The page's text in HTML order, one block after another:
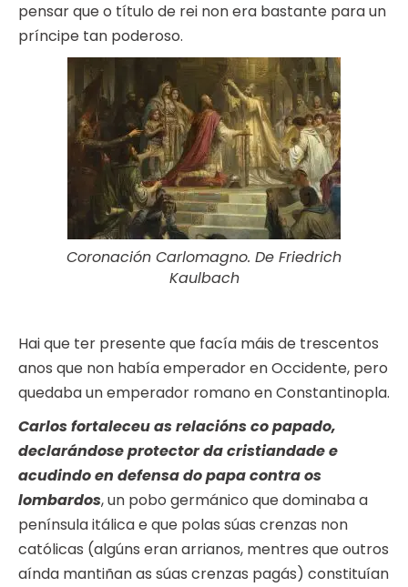
pensar que o título de rei non era bastante para un
príncipe tan poderoso.
Coronación Carlomagno. De Friedrich
Kaulbach
Hai que ter presente que facía máis de trescentos
anos que non había emperador en Occidente, pero
quedaba un emperador romano en Constantinopla.
Carlos fortaleceu as relacións co papado,
declarándose protector da cristiandade e
acudindo en defensa do papa contra os
lombardos, un pobo germánico que dominaba a
península itálica e que polas súas crenzas non
católicas (algúns eran arrianos, mentres que outros
aínda mantiñan as súas crenzas pagás) constituían